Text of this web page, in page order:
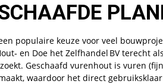
populaire keuze voor veel
en Doe het Zelfhandel BV terecht
Geschaafd vurenhout is vuren
waardoor het direct